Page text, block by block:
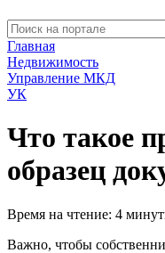
Главная
Недвижимость
Управление МКД
УК
Что такое
образец
Время на чтение: 4
Важно, чтобы